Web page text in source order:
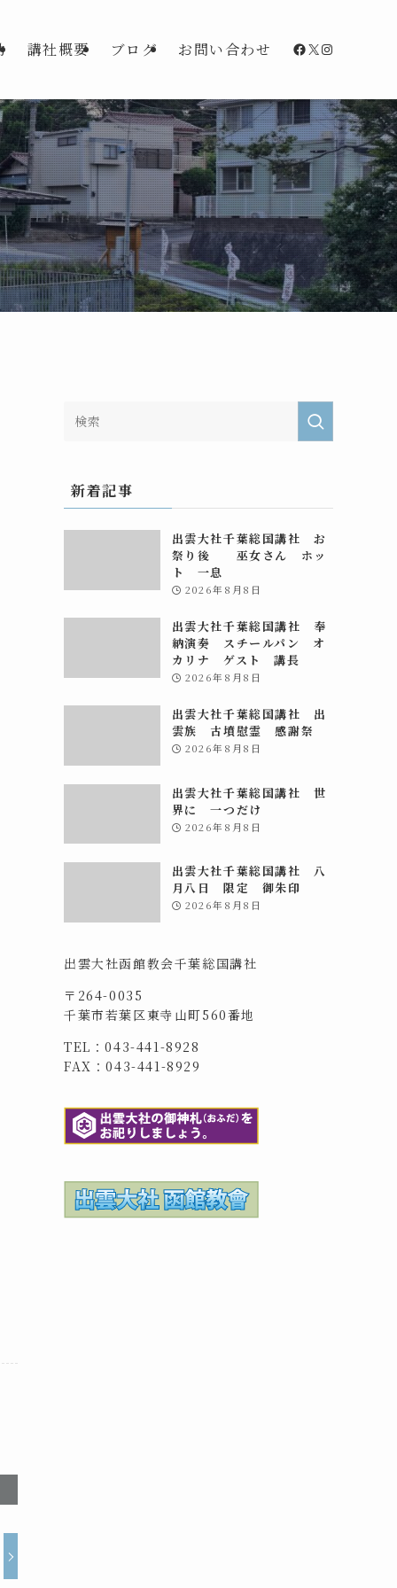
講社概要 ブログ お問い合わせ Facebook
X
新着記事
出雲大社千葉総国講社 お
祭り後 巫女さん ホッ
ト 一息
2026年8月8日
出雲大社千葉総国講社 奉
納演奏 スチールパン オ
カリナ ゲスト 講長
2026年8月8日
出雲大社千葉総国講社 出
雲族 古墳慰霊 感謝祭
2026年8月8日
出雲大社千葉総国講社 世
界に 一つだけ
2026年8月8日
出雲大社千葉総国講社 八
月八日 限定 御朱印
2026年8月8日
出雲大社函館教会千葉総国講社
〒264-0035
千葉市若葉区東寺山町560番地
TEL：043-441-8928
FAX：043-441-8929